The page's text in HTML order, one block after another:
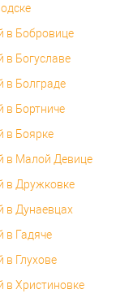
в Бобровице
в Богуславе
в Болграде
в Бортниче
в Боярке
в Малой Девице
в Дружковке
в Дунаевцах
в Гадяче
в Глухове
в Христиновке